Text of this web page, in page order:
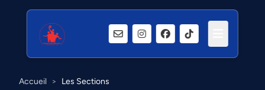
Accueil > Les Sections